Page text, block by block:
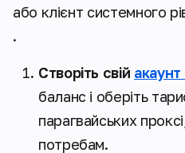
або клієнт системного
.
Створіть свій
баланс і оберіть
парагвайських
потребам.